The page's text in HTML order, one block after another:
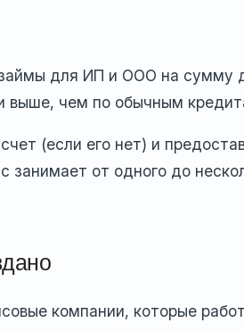
для ИП и ООО на сумму
выше, чем по обычным
(если его нет) и
занимает от одного до
компании, которые